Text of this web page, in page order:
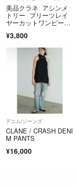
美品クラネ アシンメ
トリー プリーツレイ
ヤーカットワンピー
¥3,800
デニム/ジーンズ
CLANE / CRASH DENI
M PANTS
¥16,000